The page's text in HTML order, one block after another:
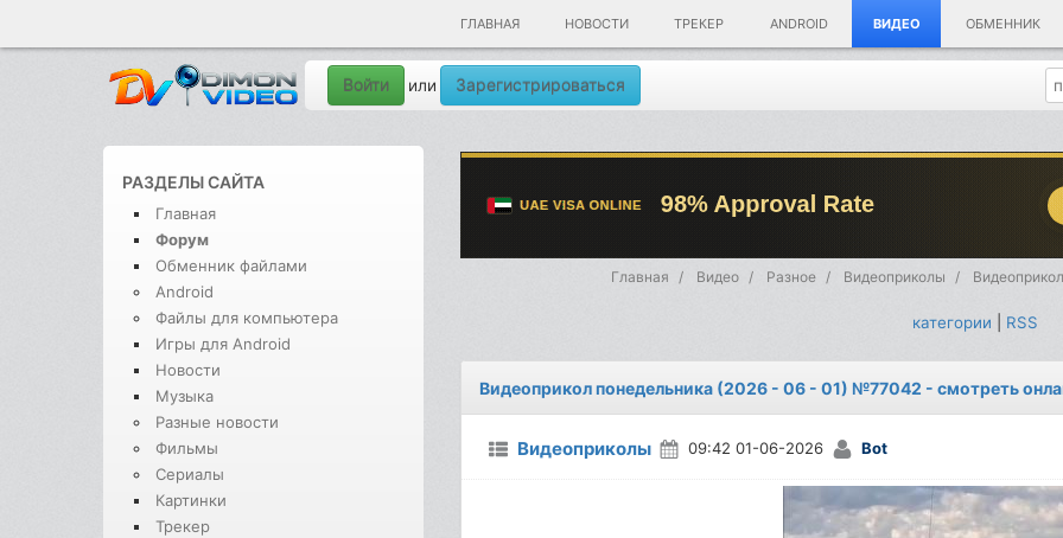
ГЛАВНАЯ НОВОСТИ ТРЕКЕР ANDROID ВИДЕО ОБМЕННИК
Войти или Зарегистрироваться
РАЗДЕЛЫ САЙТА
Главная
Форум
Обменник файлами
Android
Файлы для компьютера
Игры для Android
Новости
Музыка
Разные новости
Фильмы
Сериалы
Картинки
Трекер
Главная Видео Разное Видеоприколы
категории RSS
Видеоприкол понедельника (2026 - 06 - 01) №77042 - смотреть
Видеоприколы 09:42 01-06-2026 Bot